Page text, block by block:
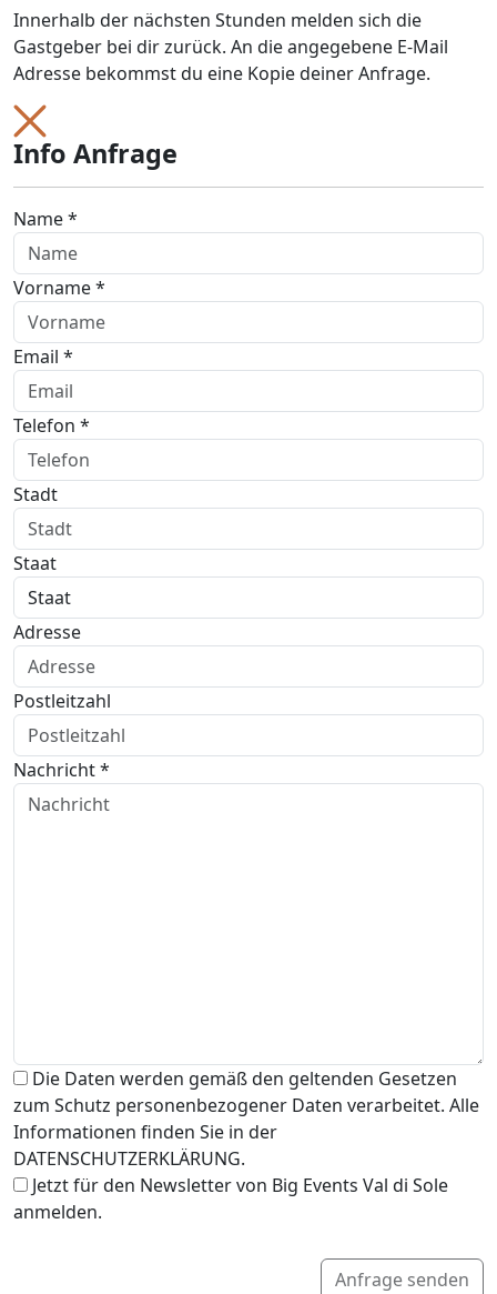
Innerhalb der nächsten Stunden melden sich die
Gastgeber bei dir zurück. An die angegebene E-Mail
Adresse bekommst du eine Kopie deiner Anfrage.
Info Anfrage
Name *
Vorname *
Email *
Telefon *
Stadt
Staat
Adresse
Postleitzahl
Nachricht *
Die Daten werden gemäß den geltenden Gesetzen
zum Schutz personenbezogener Daten verarbeitet. Alle
Informationen finden Sie in der
DATENSCHUTZERKLÄRUNG.
Jetzt für den Newsletter von Big Events Val di Sole
anmelden.
Anfrage senden